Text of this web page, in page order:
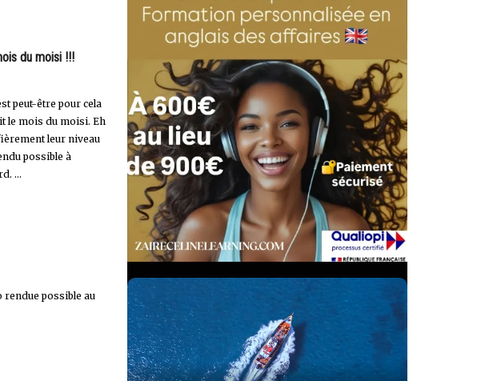
du moisi !!!
peut-être pour cela
le mois du moisi. Eh
leur niveau
possible à
...
rendue possible au